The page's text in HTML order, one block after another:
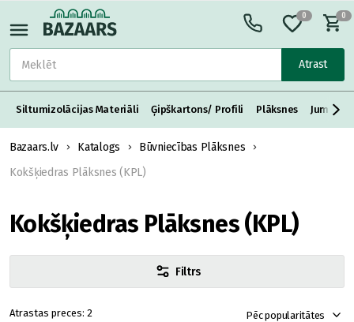
Atrast
0 0
Siltumizolācijas Materiāli Ģipškartons/ Profili Plāksnes Jumta
Bazaars.lv Katalogs
Būvniecības Plāksnes
Kokšķiedras Plāksnes (KPL)
Kokšķiedras Plāksnes (KPL)
Filtrs
2 Pēc popularitātes